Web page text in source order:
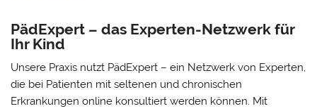
PädExpert – das Experten-Netzwerk für
Ihr Kind
Unsere Praxis nutzt PädExpert – ein Netzwerk von Experten,
die bei Patienten mit seltenen und chronischen
Erkrankungen online konsultiert werden können. Mit